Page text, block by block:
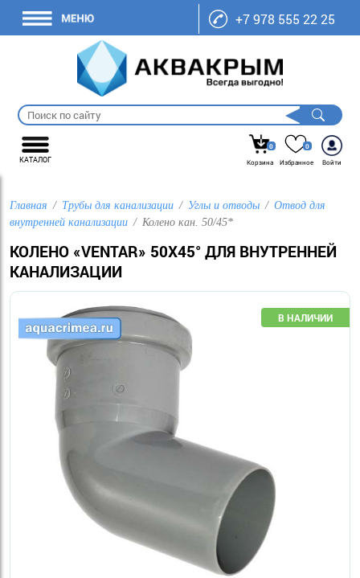
+7 978 555 22 25
КАТАЛОГ
0
Корзина
0
Избранное
Войти
Главная Трубы для канализации Углы и отводы
Отвод для
внутренней канализации
Колено кан. 50/45*
КОЛЕНО «VENTAR» 50Х45° ДЛЯ ВНУТРЕННЕЙ
КАНАЛИЗАЦИИ